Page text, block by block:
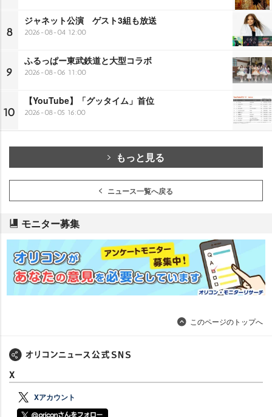
8
ジャネット公演 ゲスト3組も放送
2026-08-04 12:00
9
ふるっぱー東武鉄道と大型コラボ
2026-08-06 11:00
10
【YouTube】「グッタイム」首位
2026-08-05 16:00
もっと見る
ニュース一覧へ戻る
モニター募集
このページのトップへ
X
Xアカウント